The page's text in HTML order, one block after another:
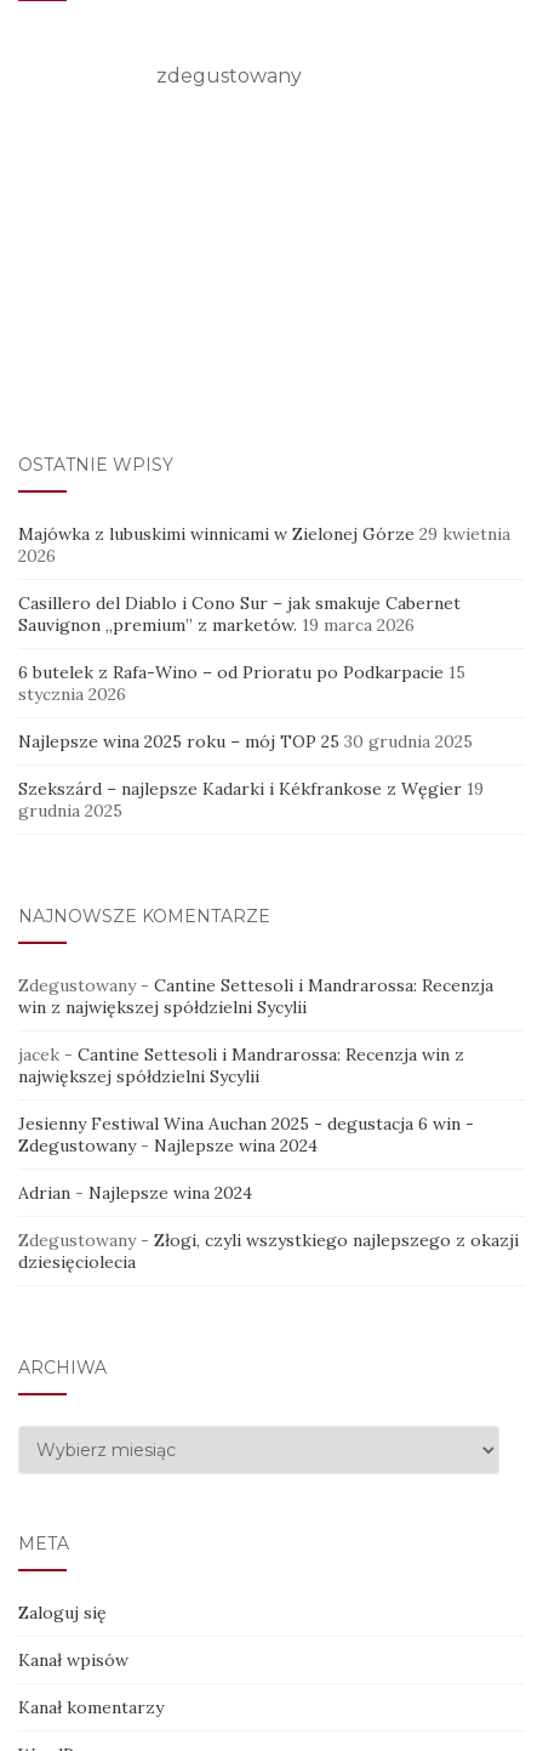
zdegustowany
OSTATNIE WPISY
Majówka z lubuskimi winnicami w Zielonej Górze 29 kwietnia
2026
Casillero del Diablo i Cono Sur – jak smakuje Cabernet
Sauvignon „premium” z marketów. 19 marca 2026
6 butelek z Rafa-Wino – od Prioratu po Podkarpacie 15
stycznia 2026
Najlepsze wina 2025 roku – mój TOP 25 30 grudnia 2025
Szekszárd – najlepsze Kadarki i Kékfrankose z Węgier 19
grudnia 2025
NAJNOWSZE KOMENTARZE
Zdegustowany- Cantine Settesoli i Mandrarossa: Recenzja
win z największej spółdzielni Sycylii
jacek - Cantine Settesoli i Mandrarossa: Recenzja win z
największej spółdzielni Sycylii
Jesienny Festiwal Wina Auchan 2025 - degustacja 6 win -
Zdegustowany- Najlepsze wina 2024
Adrian - Najlepsze wina 2024
Zdegustowany- Złogi, czyli wszystkiego najlepszego z okazji
dziesięciolecia
ARCHIWA
Archiwa
META
Zaloguj się
Kanał wpisów
Kanał komentarzy